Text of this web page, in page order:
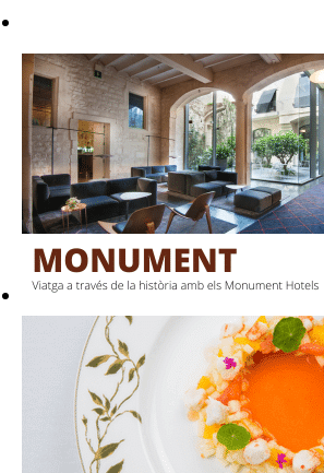
Què vols fer?
BARS
SPAS
SALES